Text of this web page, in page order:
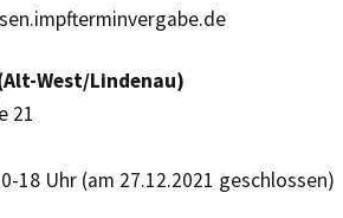
West/Lindenau)
21
18 Uhr (am 27.12.2021 geschlossen)